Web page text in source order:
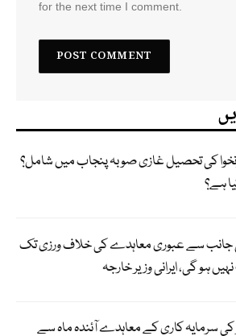
for the next time I comment.
کی تحصیل غازی صوبہ پنجاب میں شامل؟
ہے؟
جانب سے عبوری معاہدے کی خلاف ورزی تک
ہو گی، ایرانی وزیر خارجہ
کی سرمایہ کاری کے معاہدے آئندہ ماہ سے